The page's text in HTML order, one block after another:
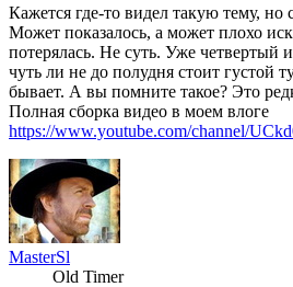
Кажется где-то видел такую тему, но
Может показалось, а может плохо
потерялась. Не суть. Уже четвертый
чуть ли не до полудня стоит густой
бывает. А вы помните такое? Это
Полная сборка видео в моем влоге
https://www.youtube.com/channel/
MasterSl
Old Timer